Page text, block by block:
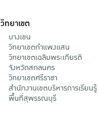
วิทยาเขต
บางเขน
วิทยาเขตกําแพงแสน
วิทยาเขตเฉลิมพระเกียรติ
จังหวัดสกลนคร
วิทยาเขตศรีราชา
สำนักงานเขตบริหารการเรียนรู้
พื้นที่สุพรรณบุรี